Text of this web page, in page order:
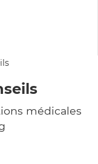
médicales